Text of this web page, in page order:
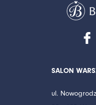
SALON
ul.